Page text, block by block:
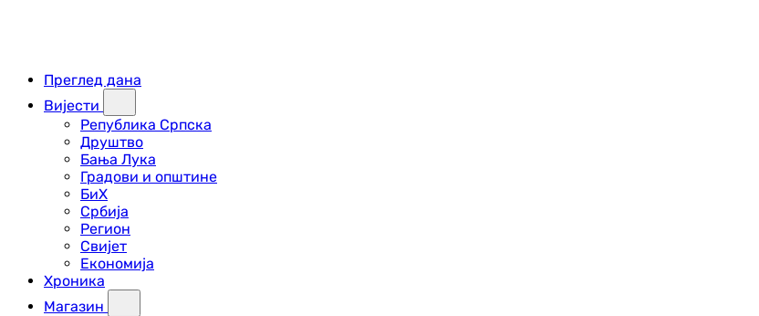
Преглед дана
Вијести
Република Српска
Друштво
Бања Лука
Градови и општине
БиХ
Србија
Регион
Свијет
Економија
Хроника
Магазин